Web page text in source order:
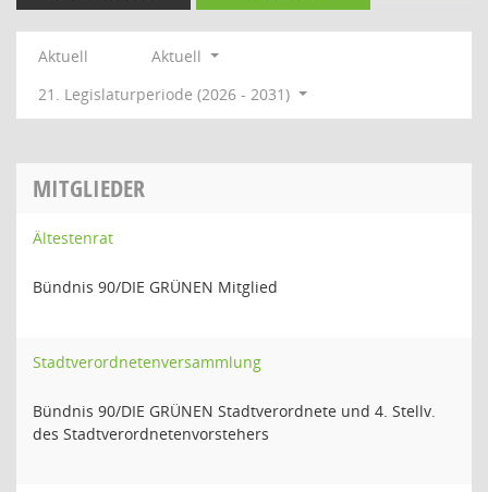
Aktuell
Aktuell
21. Legislaturperiode (2026 - 2031)
MITGLIEDER
Ältestenrat
Bündnis 90/DIE GRÜNEN Mitglied
Stadtverordnetenversammlung
Bündnis 90/DIE GRÜNEN Stadtverordnete und 4. Stellv.
des Stadtverordnetenvorstehers